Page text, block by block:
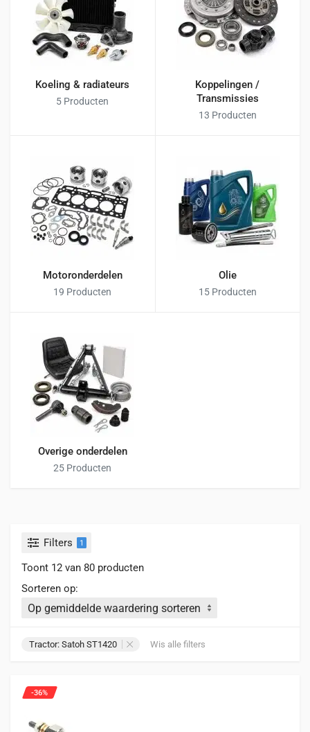
Koeling & radiateurs
5 Producten
Koppelingen /
Transmissies
13 Producten
Motoronderdelen
19 Producten
Olie
15 Producten
Overige onderdelen
25 Producten
Filters 1
Toont 12 van 80 producten
Sorteren op:
Tractor: Satoh ST1420 Wis alle filters
-36%